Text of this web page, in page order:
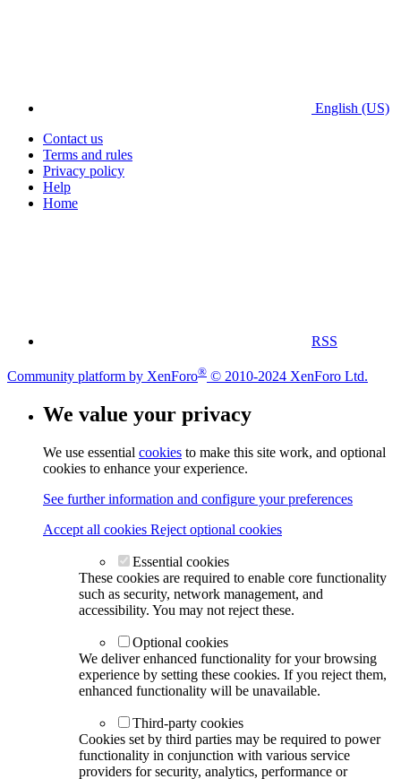
English (US)
Contact us
Terms and rules
Privacy policy
Help
Home
RSS
Community platform by XenForo® © 2010-2024 XenForo Ltd.
We value your privacy
We use essential cookies to make this site work, and optional
cookies to enhance your experience.
See further information and configure your preferences
Accept all cookies Reject optional cookies
Essential cookies
These cookies are required to enable core functionality
such as security, network management, and
accessibility. You may not reject these.
Optional cookies
We deliver enhanced functionality for your browsing
experience by setting these cookies. If you reject them,
enhanced functionality will be unavailable.
Third-party cookies
Cookies set by third parties may be required to power
functionality in conjunction with various service
providers for security, analytics, performance or